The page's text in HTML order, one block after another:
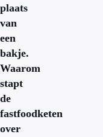
plaats
van
een
bakje.
Waarom
stapt
de
fastfoodketen
over